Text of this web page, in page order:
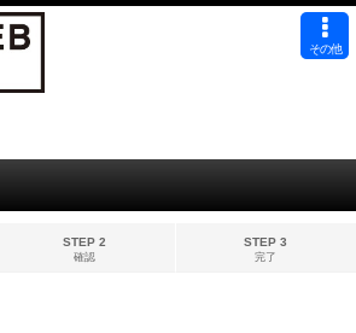
その他
STEP 2
確認
STEP 3
完了